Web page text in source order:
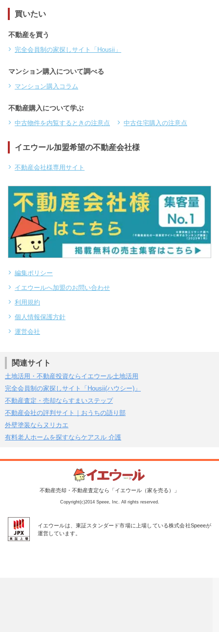
買いたい
不動産を買う
完全会員制の家探しサイト「Housii」
マンション購入について調べる
マンション購入コラム
不動産購入について学ぶ
中古物件を内覧するときの注意点 中古住宅購入の注意点
イエウール加盟希望の不動産会社様
不動産会社様専用サイト
編集ポリシー
イエウールへ加盟のお問い合わせ
利用規約
個人情報保護方針
運営会社
関連サイト
土地活用・不動産投資ならイエウール土地活用
完全会員制の家探しサイト「Housii(ハウシー)」
不動産査定・売却ならすまいステップ
不動産会社の評判サイト｜おうちの語り部
外壁塗装ならヌリカエ
有料老人ホームを探すならケアスル 介護
不動産売却・不動産査定なら「イエウール（家を売る）」
Copyright(c)2014 Speee, Inc. All rights reserved.
イエウールは、東証スタンダード市場に上場している株式会社Speeeが
運営しています。